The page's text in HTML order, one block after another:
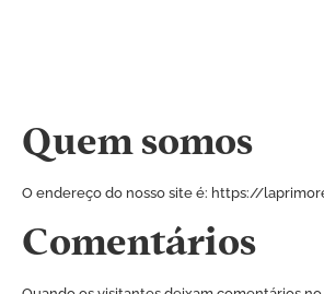
Quem somos
O endereço do nosso site é: https://
Comentários